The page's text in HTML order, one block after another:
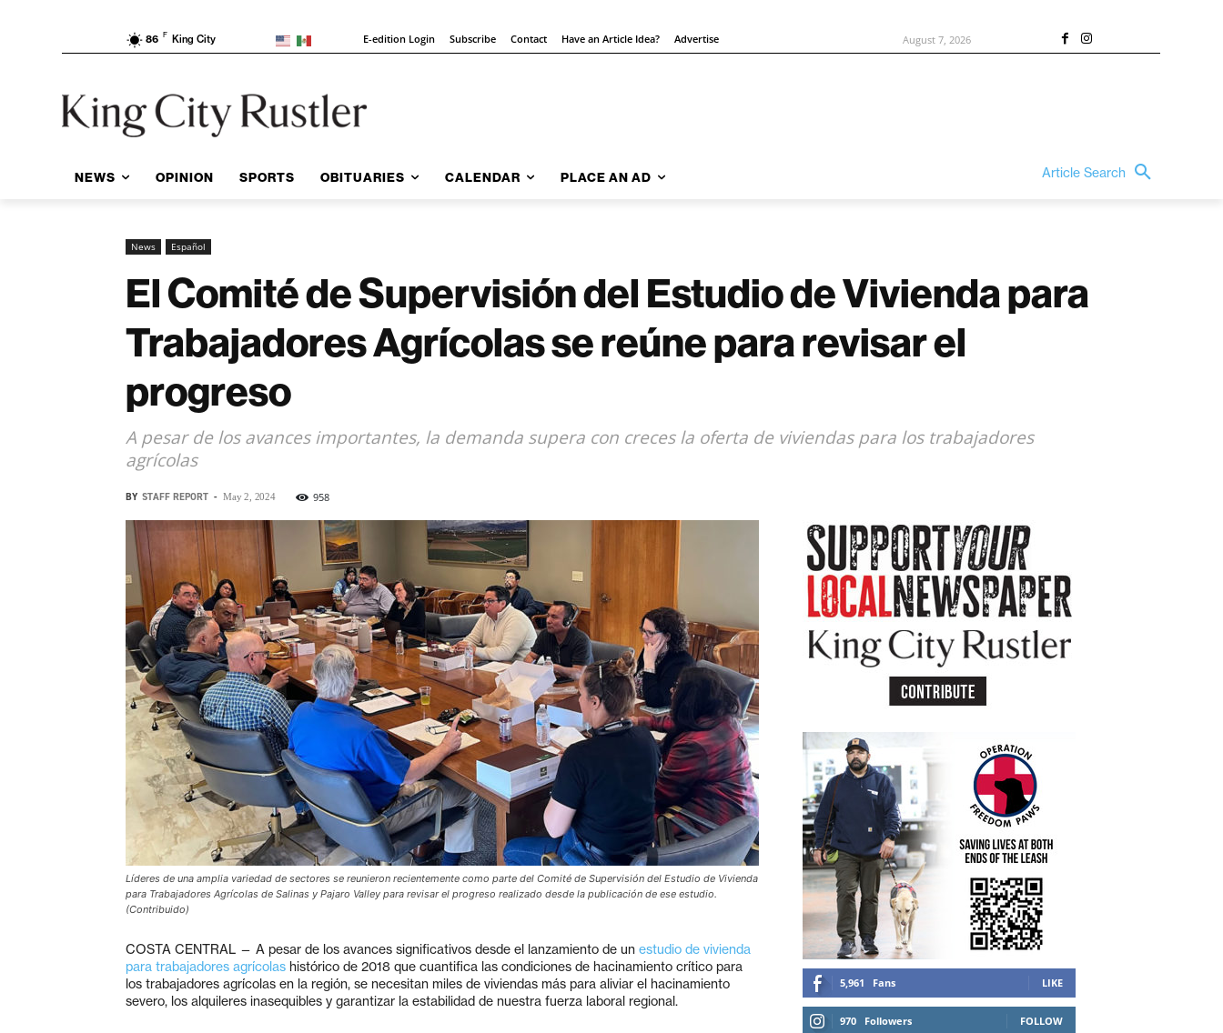
86 F King City E-edition Login Subscribe Contact Have an Article Idea? Advertise August 7, 2026
NEWS OPINION SPORTS OBITUARIES CALENDAR PLACE AN AD Article Search
News Español
El Comité de Supervisión del Estudio de Vivienda para
Trabajadores Agrícolas se reúne para revisar el
progreso
A pesar de los avances importantes, la demanda supera con creces la oferta de viviendas para los trabajadores
agrícolas
BY STAFF REPORT - May 2, 2024 958
Líderes de una amplia variedad de sectores se reunieron recientemente como parte del Comité de Supervisión del Estudio de Vivienda
para Trabajadores Agrícolas de Salinas y Pajaro Valley para revisar el progreso realizado desde la publicación de ese estudio.
(Contribuido)
COSTA CENTRAL — A pesar de los avances significativos desde el lanzamiento de un estudio de vivienda
para trabajadores agrícolas histórico de 2018 que cuantifica las condiciones de hacinamiento crítico para
los trabajadores agrícolas en la región, se necesitan miles de viviendas más para aliviar el hacinamiento
severo, los alquileres inasequibles y garantizar la estabilidad de nuestra fuerza laboral regional.
5,961 Fans LIKE
970 Followers FOLLOW